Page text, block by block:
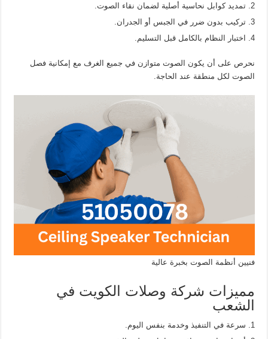
تمديد كوابل نحاسية أصلية لضمان نقاء الصوت.
تركيب بدون ضرر في الجبس أو الجدران.
اختبار النظام بالكامل قبل التسليم.
نحرص على أن يكون الصوت متوازن في جميع الغرف مع إمكانية فصل
الصوت لكل منطقة عند الحاجة.
فنيين أنظمة الصوت بخبرة عالية
مميزات شركة وصلات الكويت في
الشعب
سرعة في التنفيذ وخدمة بنفس اليوم.